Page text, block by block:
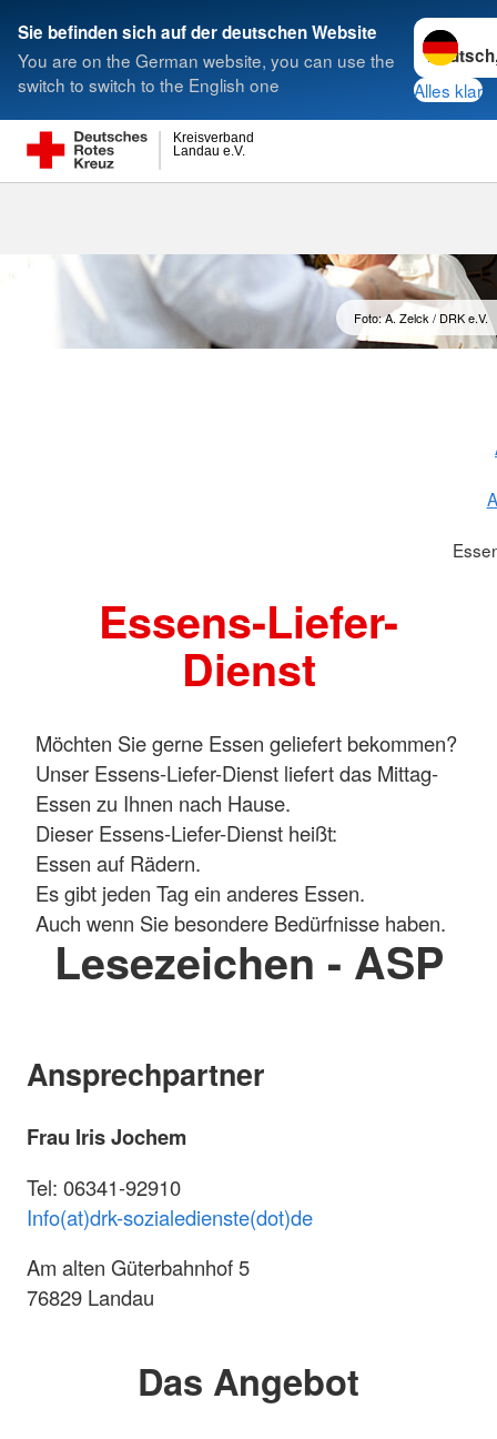
Sie befinden sich auf der deutschen Website
You are on the German website, you can use the
switch to switch to the English one
Sprache
Alles klar
Landau e.V.
Kreisverband
Suche
Foto: A. Zelck / DRK e.V.
Essens-Liefer-
Dienst
Möchten Sie gerne Essen geliefert bekommen?
Unser Essens-Liefer-Dienst liefert das Mittag-
Essen zu Ihnen nach Hause.
Dieser Essens-Liefer-Dienst heißt:
Essen auf Rädern.
Es gibt jeden Tag ein anderes Essen.
Auch wenn Sie besondere Bedürfnisse haben.
Lesezeichen - ASP
Ansprechpartner
Frau Iris Jochem
Tel: 06341-92910
Info(at)drk-sozialedienste(dot)de
Am alten Güterbahnhof 5
76829 Landau
Das Angebot